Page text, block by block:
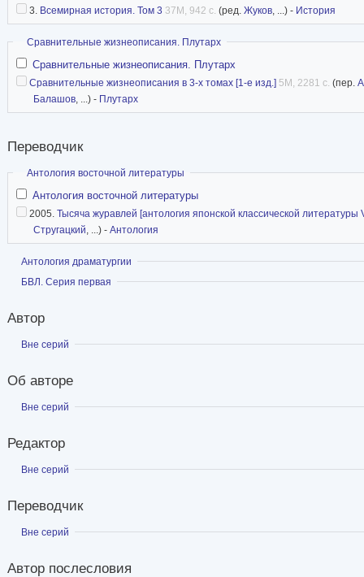
3. Всемирная история. Том 3 37M, 942 с. (ред. Жуков, ...) - История
Скрыть
Сравнительные жизнеописания. Плутарх
Сравнительные жизнеописания. Плутарх
Сравнительные жизнеописания в 3-х томах [1-е изд.] 5M, 2281 с. (пер.
Балашов, ...) - Плутарх
Переводчик
Скрыть
Антология восточной литературы
Антология восточной литературы
2005. Тысяча журавлей [антология японской классической литературы
Стругацкий, ...) - Антология
Показать
Антология драматургии
Показать
БВЛ. Серия первая
Автор
Показать
Вне серий
Об авторе
Показать
Вне серий
Редактор
Показать
Вне серий
Переводчик
Показать
Вне серий
Автор послесловия